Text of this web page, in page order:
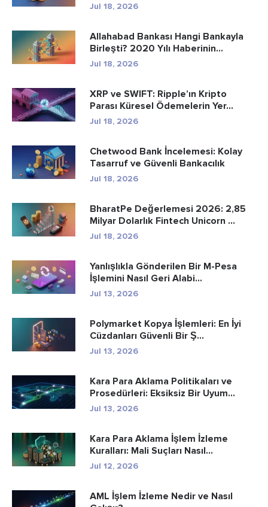
Jul 18, 2026
Allahabad Bankası Hangi Bankayla
Birleşti? 2020 Yılı Haberinin...
Jul 18, 2026
XRP ve SWIFT: Ripple’ın Kripto
Parası Küresel Ödemelerin Yer...
Jul 18, 2026
Chetwood Bank İncelemesi: Kolay
Tasarruf ve Güvenli Bankacılık
Jul 18, 2026
BharatPe Değerlemesi 2026: 2,85
Milyar Dolarlık Fintech Unicorn ...
Jul 18, 2026
Yanlışlıkla Gönderilen Bir M-Pesa
İşlemini Nasıl Geri Alabi...
Jul 13, 2026
Polymarket Kopya İşlemleri: En İyi
Cüzdanları Güvenli Bir Ş...
Jul 13, 2026
Kara Para Aklama Politikaları ve
Prosedürleri: Eksiksiz Bir Uyum...
Jul 13, 2026
Kara Para Aklama İşlem İzleme
Kuralları: Mali Suçları Nasıl...
Jul 12, 2026
AML İşlem İzleme Nedir ve Nasıl